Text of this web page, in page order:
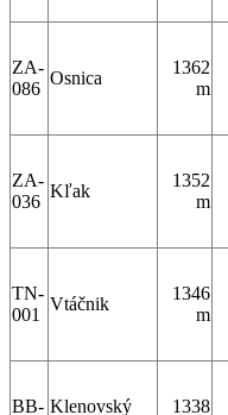
ZA-
086
Osnica
1362
m
ZA-
036
Kľak
1352
m
TN-
001
Vtáčnik
1346
m
BB- Klenovský
1338